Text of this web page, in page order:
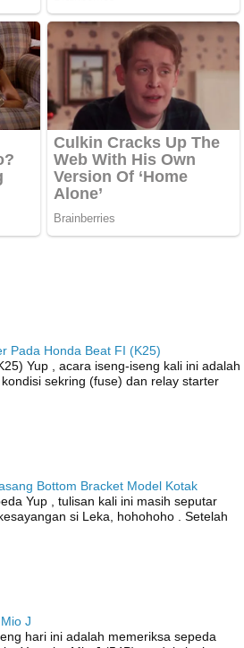
Pada Honda Beat FI (K25)
Yup , acara iseng-iseng kali ini adalah
sekring (fuse) dan relay starter
Bottom Bracket Model Kotak
Yup , tulisan kali ini masih seputar
si Leka, hohohoho . Setelah
J
hari ini adalah memeriksa sepeda